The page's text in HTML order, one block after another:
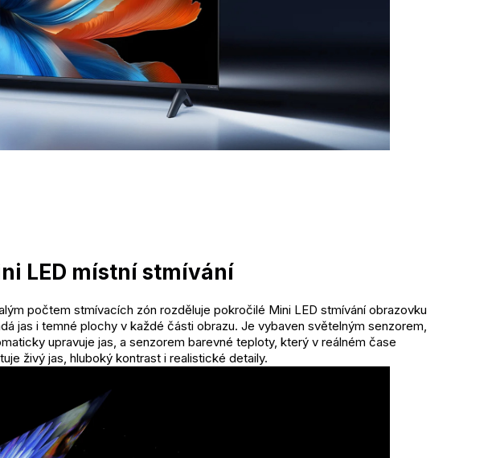
LED místní stmívání
počtem stmívacích zón rozděluje pokročilé Mini LED stmívání obrazovku
jas i temné plochy v každé části obrazu. Je vybaven světelným senzorem,
upravuje jas, a senzorem barevné teploty, který v reálném čase
živý jas, hluboký kontrast i realistické detaily.